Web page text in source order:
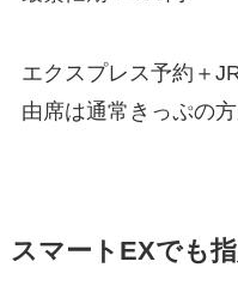
エクスプレス予約＋
由席は通常きっぷの方
スマートEXでも